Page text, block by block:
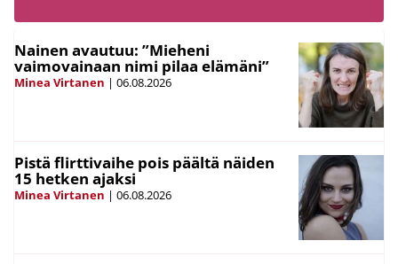
Nainen avautuu: ”Mieheni
vaimovainaan nimi pilaa elämäni”
Minea Virtanen | 06.08.2026
Pistä flirttivaihe pois päältä näiden
15 hetken ajaksi
Minea Virtanen | 06.08.2026